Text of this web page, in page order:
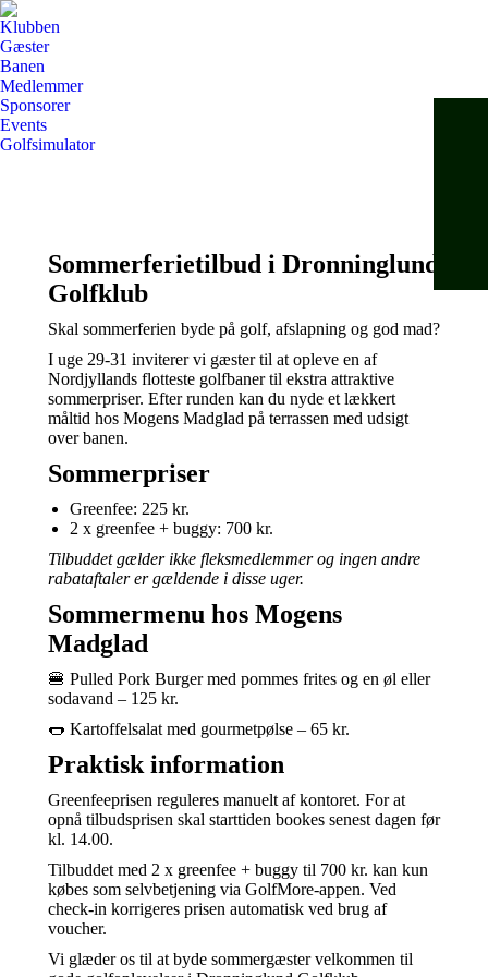
Klubben
Gæster
Banen
Medlemmer
Sponsorer
Events
Golfsimulator
Sommerferietilbud i Dronninglund
Golfklub
Skal sommerferien byde på golf, afslapning og god mad?
I uge 29-31 inviterer vi gæster til at opleve en af
Nordjyllands flotteste golfbaner til ekstra attraktive
sommerpriser. Efter runden kan du nyde et lækkert
måltid hos Mogens Madglad på terrassen med udsigt
over banen.
Sommerpriser
Greenfee: 225 kr.
2 x greenfee + buggy: 700 kr.
Tilbuddet gælder ikke fleksmedlemmer og ingen andre
rabataftaler er gældende i disse uger.
Sommermenu hos Mogens
Madglad
🍔 Pulled Pork Burger med pommes frites og en øl eller
sodavand – 125 kr.
🌭 Kartoffelsalat med gourmetpølse – 65 kr.
Praktisk information
Greenfeeprisen reguleres manuelt af kontoret. For at
opnå tilbudsprisen skal starttiden bookes senest dagen før
kl. 14.00.
Tilbuddet med 2 x greenfee + buggy til 700 kr. kan kun
købes som selvbetjening via GolfMore-appen. Ved
check-in korrigeres prisen automatisk ved brug af
voucher.
Vi glæder os til at byde sommergæster velkommen til